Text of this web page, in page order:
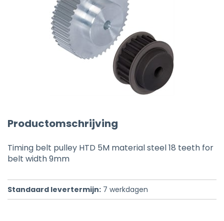
Productomschrijving
Timing belt pulley HTD 5M material steel 18 teeth for
belt width 9mm
Standaard levertermijn: 7 werkdagen